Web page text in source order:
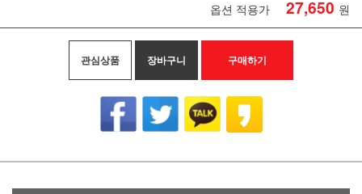
옵션 적용가 27,650 원
관심상품 장바구니 구매하기